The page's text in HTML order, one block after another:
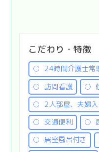
こだわり・特徴
24時間介護士常
訪問看護
2人部屋、夫婦
交通便利
居室風呂付き